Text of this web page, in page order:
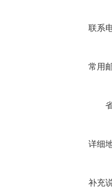
联系
常用
详细
补充